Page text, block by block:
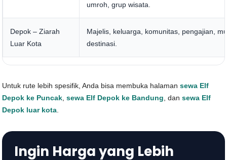
umroh, grup wisata.
Depok – Ziarah
Luar Kota
Majelis, keluarga, komunitas, pengajian,
destinasi.
Untuk rute lebih spesifik, Anda bisa membuka halamansewa Elf
Depok ke Puncak ,sewa Elf Depok ke Bandung , dansewa Elf
Depok luar kota
Ingin Harga yang Lebih